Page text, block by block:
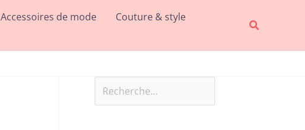
Accessoires de mode
Couture & style
Rechercher